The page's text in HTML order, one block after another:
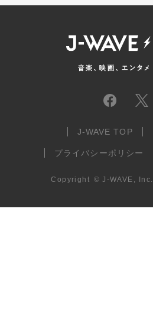
J-WAVE TOP
プライバシーポリシー
Copyright © J-WAVE, Inc.